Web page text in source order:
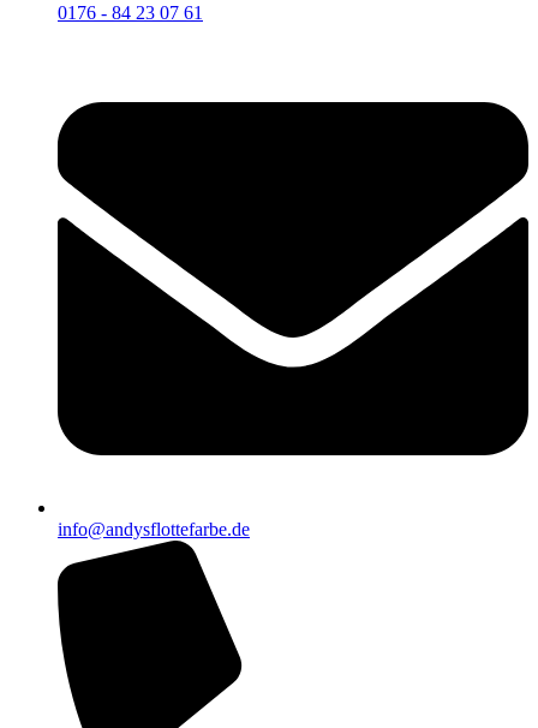
0176 - 84 23 07 61
info@andysflottefarbe.de